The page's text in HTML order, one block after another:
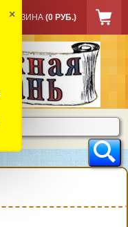
КОРЗИНА (0 РУБ.)
×